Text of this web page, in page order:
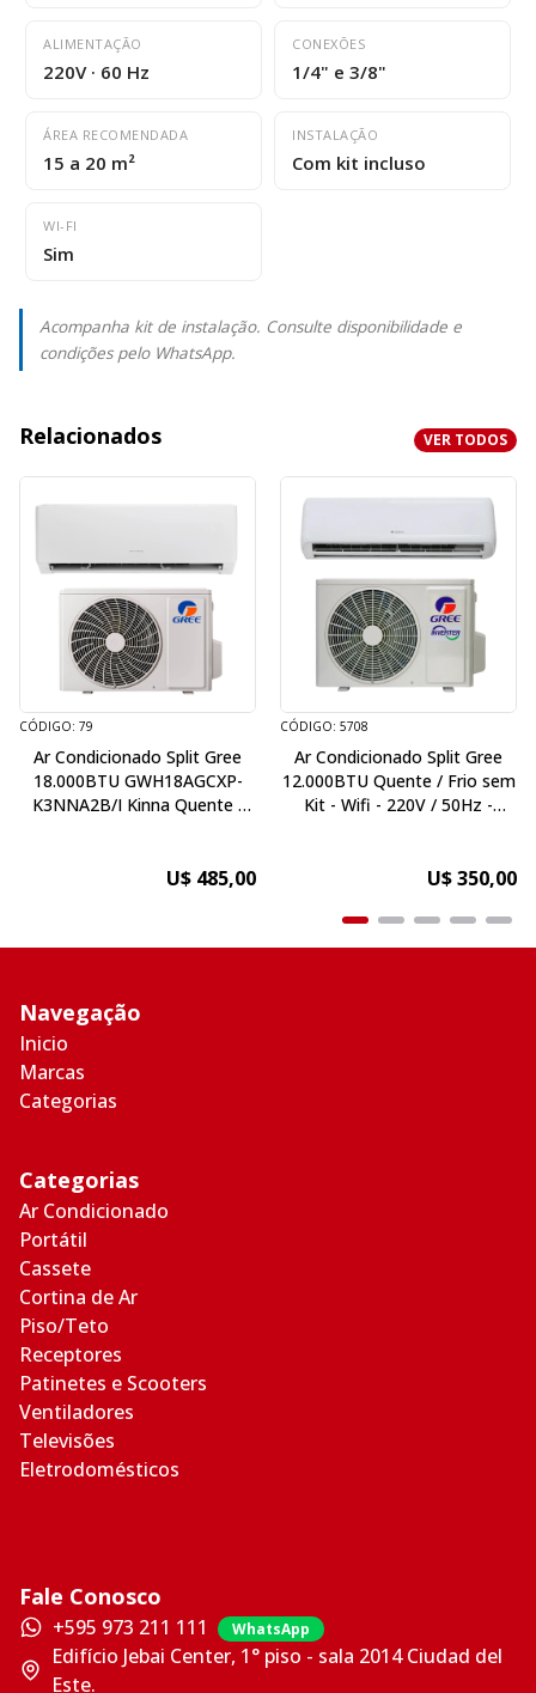
ALIMENTAÇÃO
220V · 60 Hz
CONEXÕES
1/4" e 3/8"
ÁREA RECOMENDADA
15 a 20 m²
INSTALAÇÃO
Com kit incluso
WI-FI
Sim
Acompanha kit de instalação. Consulte disponibilidade e
condições pelo WhatsApp.
Relacionados VER TODOS
CÓDIGO: 79
Ar Condicionado Split Gree
18.000BTU GWH18AGCXP-
K3NNA2B/I Kinna Quente /
U$ 485,00
CÓDIGO: 5708
Ar Condicionado Split Gree
12.000BTU Quente / Frio sem
Kit - Wifi - 220V / 50Hz -
U$ 350,00
Navegação
Inicio
Marcas
Categorias
Categorias
Ar Condicionado
Portátil
Cassete
Cortina de Ar
Piso/Teto
Receptores
Patinetes e Scooters
Ventiladores
Televisões
Eletrodomésticos
Fale Conosco
+595 973 211 111 WhatsApp
Edifício Jebai Center, 1° piso - sala 2014 Ciudad del
Este.